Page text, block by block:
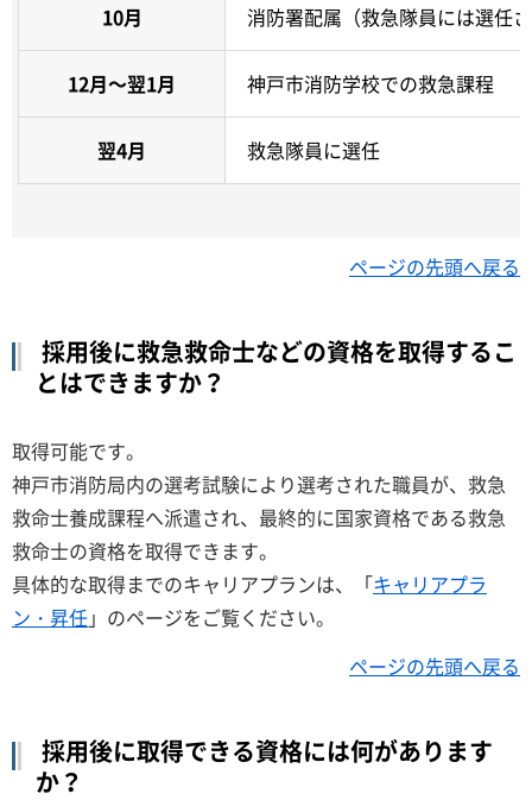
10月 消防署配属（救急隊員には選任
12月～翌1月 神戸市消防学校での救急課程
翌4月 救急隊員に選任
ページの先頭へ戻る
採用後に救急救命士などの資格を取得するこ
とはできますか？
取得可能です。
神戸市消防局内の選考試験により選考された職員が、救急
救命士養成課程へ派遣され、最終的に国家資格である救急
救命士の資格を取得できます。
具体的な取得までのキャリアプランは、「キャリアプラ
ン・昇任」のページをご覧ください。
ページの先頭へ戻る
採用後に取得できる資格には何があります
か？